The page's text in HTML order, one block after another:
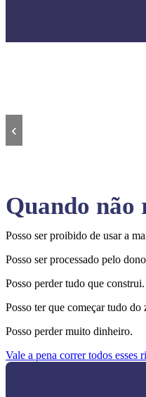
‹
Quando não
Posso ser proibido de usar a
Posso ser processado pelo
Posso perder tudo que construi.
Posso ter que começar tudo do
Posso perder muito dinheiro.
Vale a pena correr todos esses